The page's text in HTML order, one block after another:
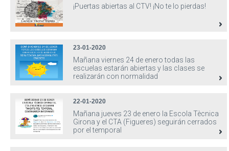
¡Puertas abiertas al CTV! ¡No te lo pierdas!
23-01-2020
Mañana viernes 24 de enero todas las
escuelas estarán abiertas y las clases se
realizarán con normalidad
22-01-2020
Mañana jueves 23 de enero la Escola Tècnica
Girona y el CTA (Figueres) seguirán cerrados
por el temporal